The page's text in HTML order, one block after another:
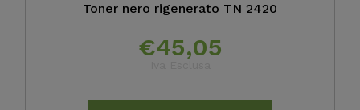
Toner nero rigenerato TN 2420
€45,05